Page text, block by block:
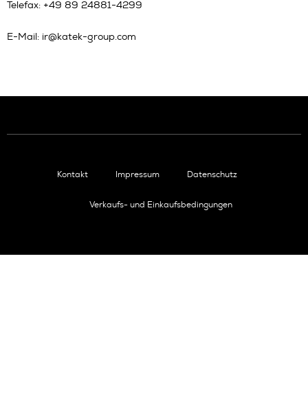
Telefax: +49 89 24881-4299
E-Mail: ir@katek-group.com
Kontakt Impressum Datenschutz
Verkaufs- und Einkaufsbedingungen